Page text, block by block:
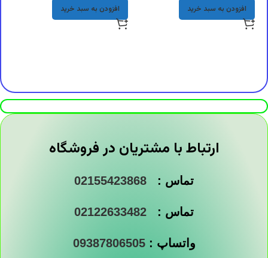
افزودن به سبد خرید افزودن به سبد خرید
ارتباط با مشتریان در فروشگاه
تماس : 02155423868
تماس : 02122633482
واتساپ :09387806505